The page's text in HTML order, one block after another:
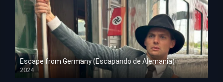
Escape from Germany (Escapando de Alemania)
2024
HD 1080p